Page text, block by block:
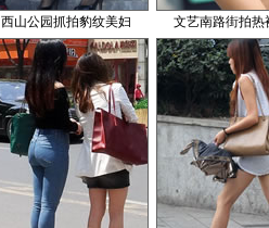
西山公园抓拍豹纹美妇 文艺南路街拍热